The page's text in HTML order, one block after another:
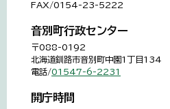
FAX/0154-23-5222
音別町行政センター
〒088-0192
北海道釧路市音別町中園1丁目134
電話/01547-6-2231
開庁時間